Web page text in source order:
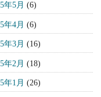
年5月 (6)
年4月 (6)
年3月 (16)
年2月 (18)
年1月 (26)